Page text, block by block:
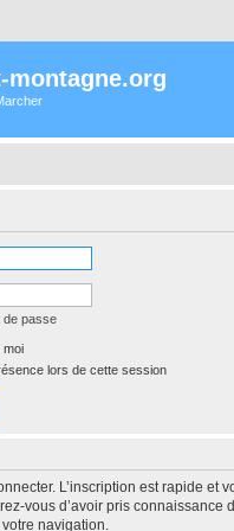
montagne.org
de passe
moi
lors de cette session
L’inscription est rapide
vous d’avoir pris
navigation.